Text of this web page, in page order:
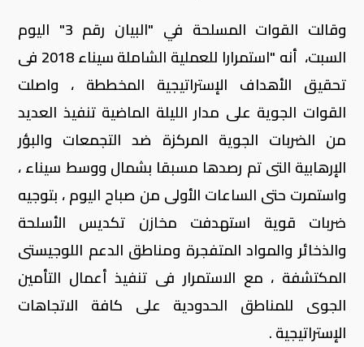
وقالت القوات المسلحة في "البيان رقم 3" اليوم
السبت، أنه "استمرارا للعملية الشاملة سيناء 2018 فى
تحقيق الأهداف الإستراتيجية المخططة ، واصلت
القوات الجوية على مدار الليلة الماضية تنفيذ العديد
من الضربات الجوية المركزة ضد التجمعات والبؤر
الإرهابية التى تم رصدها مسبقا بشمال ووسط سيناء ،
واستمرت حتى الساعات الأولى من صباح اليوم ، بتوجيه
ضربات قوية استهدفت مخازن تكديس الأسلحة
والذخائر والمواد المتفجرة ومناطق الدعم اللوجيستى
المكتشفة ، مع الاستمرار فى تنفيذ أعمال التأمين
الجوى للمناطق الحدودية على كافة الاتجاهات
الإستراتيجية .